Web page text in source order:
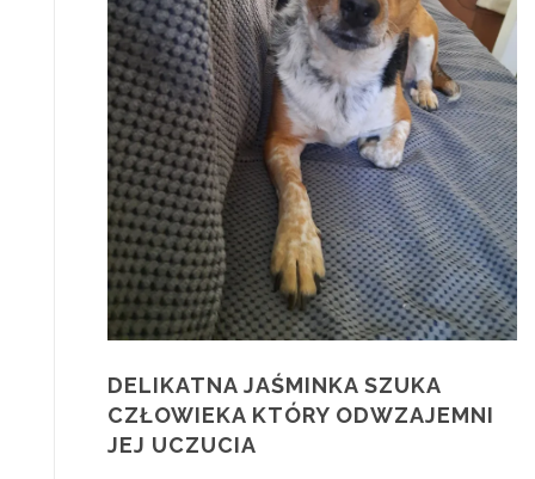
DELIKATNA JAŚMINKA SZUKA
CZŁOWIEKA KTÓRY ODWZAJEMNI
JEJ UCZUCIA